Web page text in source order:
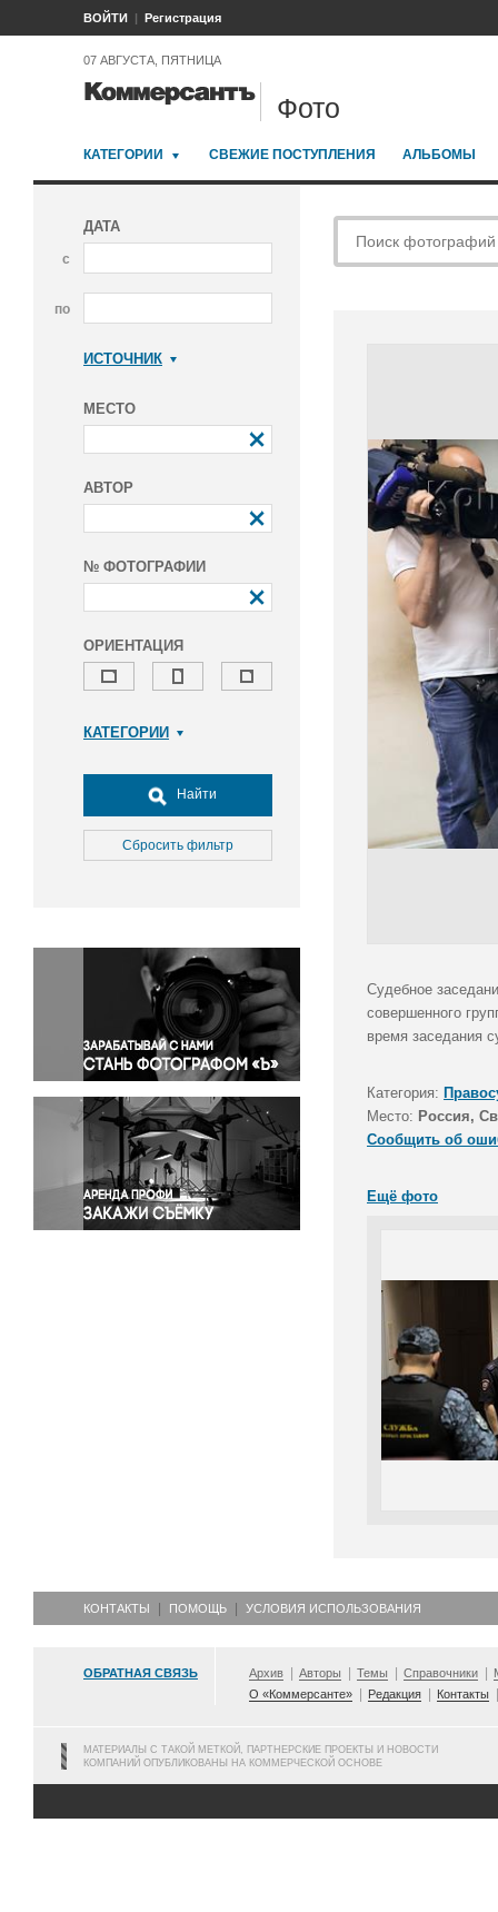
ВОЙТИ Регистрация
07 АВГУСТА, ПЯТНИЦА
Фото
КАТЕГОРИИ СВЕЖИЕ ПОСТУПЛЕНИЯ АЛЬБОМЫ
ДАТА
с
по
ИСТОЧНИК
МЕСТО
АВТОР
№ ФОТОГРАФИИ
ОРИЕНТАЦИЯ
КАТЕГОРИИ
Досуг, туризм и отдых
Культура
Медицина
Окружающая среда
Политика
Правосудие
Происшествия и конфликты
Религия
Светская жизнь
Спорт
Экология
Экономика и бизнес
Найти
Сбросить фильтр
Судебное
совершенного
время заседания
Категория:
Место: Россия,
Сообщить об
Ещё фото
КОНТАКТЫ ПОМОЩЬ УСЛОВИЯ ИСПОЛЬЗОВАНИЯ
ОБРАТНАЯ СВЯЗЬ Архив Авторы Темы Справочники
О «Коммерсанте»
Редакция Контакты
МАТЕРИАЛЫ С ТАКОЙ МЕТКОЙ, ПАРТНЕРСКИЕ ПРОЕКТЫ И НОВОСТИ
КОМПАНИЙ ОПУБЛИКОВАНЫ НА КОММЕРЧЕСКОЙ ОСНОВЕ